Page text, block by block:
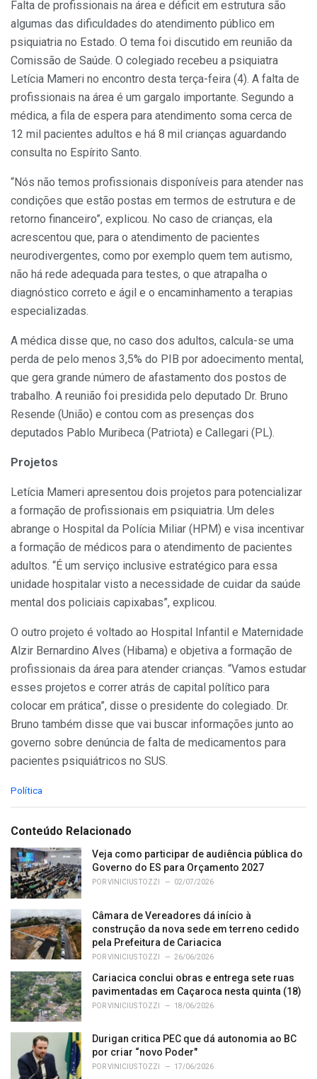
Falta de profissionais na área e déficit em estrutura são
algumas das dificuldades do atendimento público em
psiquiatria no Estado. O tema foi discutido em reunião da
Comissão de Saúde. O colegiado recebeu a psiquiatra
Letícia Mameri no encontro desta terça-feira (4). A falta de
profissionais na área é um gargalo importante. Segundo a
médica, a fila de espera para atendimento soma cerca de
12 mil pacientes adultos e há 8 mil crianças aguardando
consulta no Espírito Santo.
“Nós não temos profissionais disponíveis para atender nas
condições que estão postas em termos de estrutura e de
retorno financeiro”, explicou. No caso de crianças, ela
acrescentou que, para o atendimento de pacientes
neurodivergentes, como por exemplo quem tem autismo,
não há rede adequada para testes, o que atrapalha o
diagnóstico correto e ágil e o encaminhamento a terapias
especializadas.
A médica disse que, no caso dos adultos, calcula-se uma
perda de pelo menos 3,5% do PIB por adoecimento mental,
que gera grande número de afastamento dos postos de
trabalho. A reunião foi presidida pelo deputado Dr. Bruno
Resende (União) e contou com as presenças dos
deputados Pablo Muribeca (Patriota) e Callegari (PL).
Projetos
Letícia Mameri apresentou dois projetos para potencializar
a formação de profissionais em psiquiatria. Um deles
abrange o Hospital da Polícia Miliar (HPM) e visa incentivar
a formação de médicos para o atendimento de pacientes
adultos. “É um serviço inclusive estratégico para essa
unidade hospitalar visto a necessidade de cuidar da saúde
mental dos policiais capixabas”, explicou.
O outro projeto é voltado ao Hospital Infantil e Maternidade
Alzir Bernardino Alves (Hibama) e objetiva a formação de
profissionais da área para atender crianças. “Vamos estudar
esses projetos e correr atrás de capital político para
colocar em prática”, disse o presidente do colegiado. Dr.
Bruno também disse que vai buscar informações junto ao
governo sobre denúncia de falta de medicamentos para
pacientes psiquiátricos no SUS.
C
e
o
r
i
e
:
Política
Conteúdo Relacionado
Veja como participar de audiência pública do
Governo do ES para Orçamento 2027
PORVINICIUS TOZZI 02/07/2026
Câmara de Vereadores dá início à
construção da nova sede em terreno cedido
pela Prefeitura de Cariacica
PORVINICIUS TOZZI 26/06/2026
Cariacica conclui obras e entrega sete ruas
pavimentadas em Caçaroca nesta quinta (18)
PORVINICIUS TOZZI 18/06/2026
Durigan critica PEC que dá autonomia ao BC
por criar “novo Poder"
PORVINICIUS TOZZI 17/06/2026